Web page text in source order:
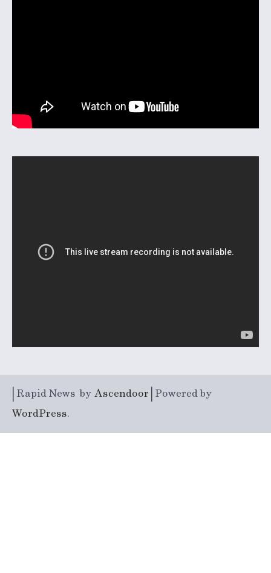
| Rapid News byAscendoor | Powered by
WordPress.